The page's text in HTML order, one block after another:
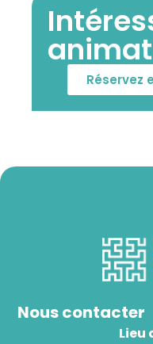
Réservez
Nous contacter
Lieu